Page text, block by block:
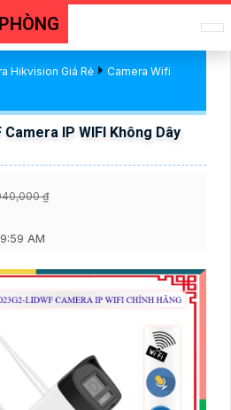
Hikvision Giá Rẻ
Camera Wifi
Camera IP WIFI Không Dây
₫
AM